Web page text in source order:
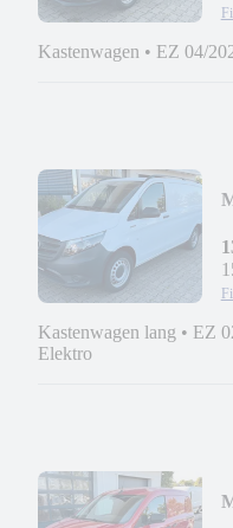
Kastenwagen • EZ 04/
Kastenwagen lang • EZ
Elektro